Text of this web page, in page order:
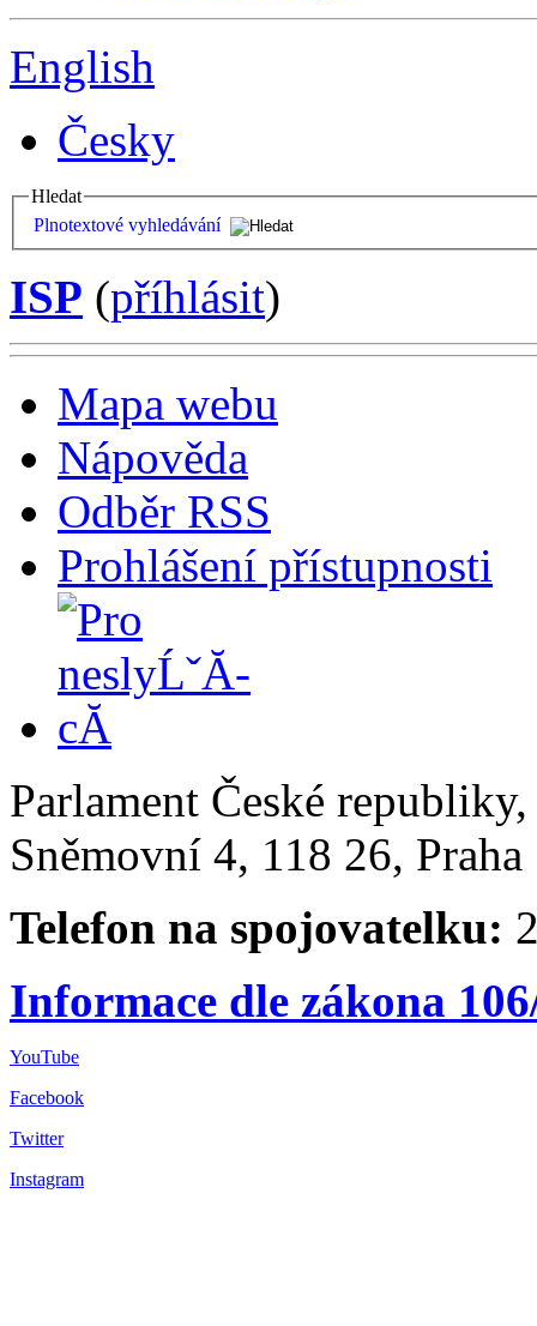
English
Česky
Hledat
Plnotextové vyhledávání
ISP (příhlásit)
Mapa webu
Nápověda
Odběr RSS
Prohlášení přístupnosti
Parlament České
Sněmovní 4, 118 26,
Telefon na spojovatelku:
Informace dle zákona
YouTube
Facebook
Twitter
Instagram